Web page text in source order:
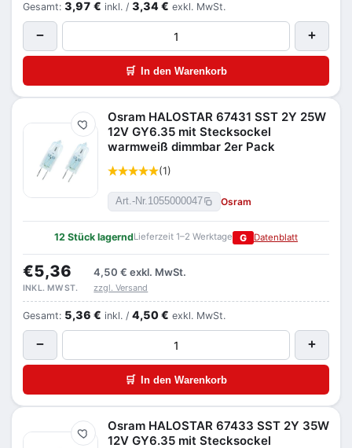
Gesamt: 3,97 € inkl. / 3,34 € exkl. MwSt.
− +
🛒 In den Warenkorb
Merken
Osram HALOSTAR 67431 SST 2Y 25W
12V GY6.35 mit Stecksockel
warmweiß dimmbar 2er Pack
(1)
Art.-Nr.1055000047 Osram
12 Stück lagerndLieferzeit 1–2 Werktage G Datenblatt
€5,36 4,50 € exkl. MwSt.
INKL. MWST. zzgl. Versand
Gesamt: 5,36 € inkl. / 4,50 € exkl. MwSt.
− +
🛒 In den Warenkorb
Merken
Osram HALOSTAR 67433 SST 2Y 35W
12V GY6.35 mit Stecksockel